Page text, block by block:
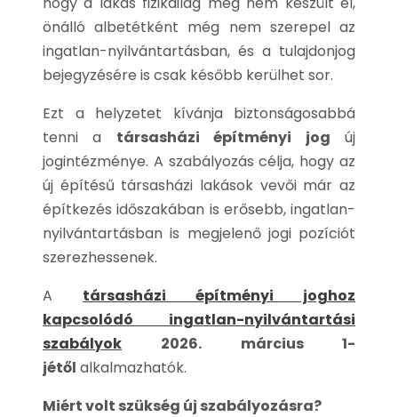
önálló albetétként még nem szerepel az
ingatlan-nyilvántartásban, és a tulajdonjog
bejegyzésére is csak később kerülhet sor.
Ezt a helyzetet kívánja biztonságosabbá
tenni a társasházi építményi jog új
jogintézménye. A szabályozás célja, hogy az
új építésű társasházi lakások vevői már az
építkezés időszakában is erősebb, ingatlan-
nyilvántartásban is megjelenő jogi pozíciót
szerezhessenek.
A társasházi építményi joghoz
kapcsolódó ingatlan-nyilvántartási
szabályok
2026. március 1-
jétől alkalmazhatók.
Miért volt szükség új szabályozásra?